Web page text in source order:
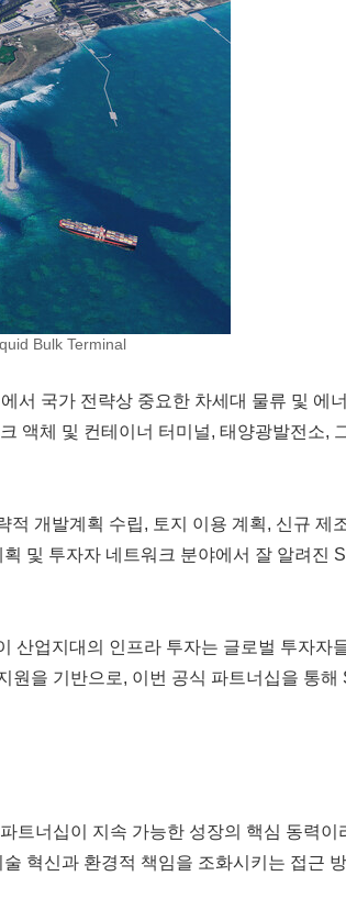
Bulk Terminal
서 국가 전략상 중요한 차세대 물류 및 에
액체 및 컨테이너 터미널, 태양광발전소,
개발계획 수립, 토지 이용 계획, 신규 제
및 투자자 네트워크 분야에서 잘 알려진
산업지대의 인프라 투자는 글로벌 투자자
을 기반으로, 이번 공식 파트너십을 통해
트너십이 지속 가능한 성장의 핵심 동력이
혁신과 환경적 책임을 조화시키는 접근